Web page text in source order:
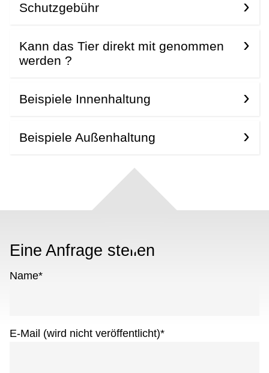
Schutzgebühr
Kann das Tier direkt mit genommen
werden ?
Beispiele Innenhaltung
Beispiele Außenhaltung
Eine Anfrage stellen
Name*
E-Mail (wird nicht veröffentlicht)*